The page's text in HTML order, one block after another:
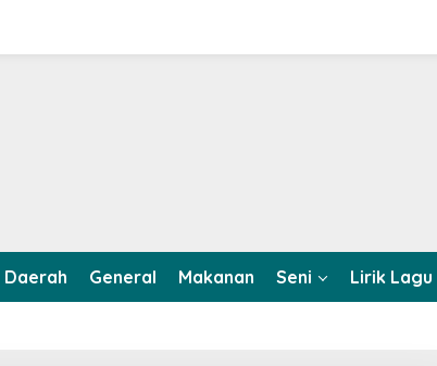
Daerah General Makanan Seni Lirik Lagu